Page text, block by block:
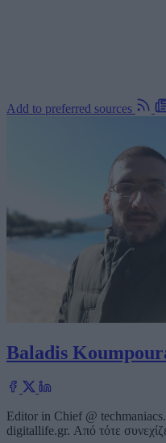
Add to preferred sources
Baladis
Editor in Chief @
digitallife.gr. Από τότε